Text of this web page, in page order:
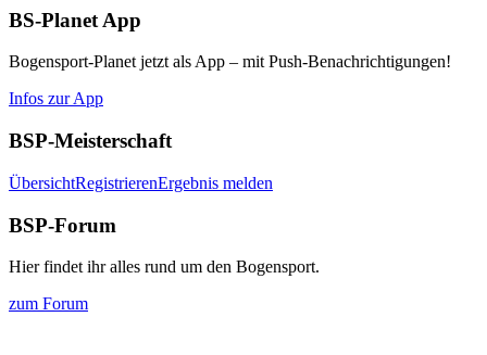
BS-Planet App
Bogensport-Planet jetzt als App – mit Push-Benachrichtigungen!
Infos zur App
BSP-Meisterschaft
ÜbersichtRegistrierenErgebnis melden
BSP-Forum
Hier findet ihr alles rund um den Bogensport.
zum Forum